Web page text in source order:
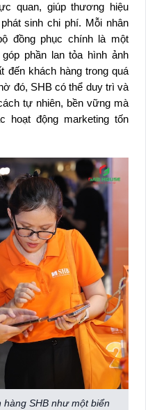
quan, giúp thương hiệu
sinh chi phí. Mỗi nhân
đồng phục chính là một
phần lan tỏa hình ảnh
đến khách hàng trong quá
đó, SHB có thể duy trì và
tự nhiên, bền vững mà
hoạt động marketing tốn
SHB như một biển